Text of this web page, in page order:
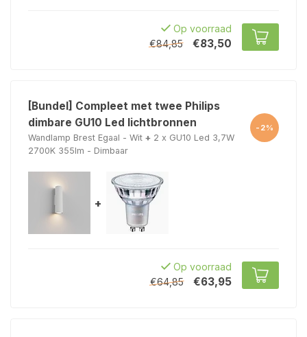
Op voorraad
€84,85
€83,50
[Bundel] Compleet met twee Philips
dimbare GU10 Led lichtbronnen
Wandlamp Brest Egaal - Wit + 2 x GU10 Led 3,7W
2700K 355lm - Dimbaar
-2%
+
Op voorraad
€64,85
€63,95